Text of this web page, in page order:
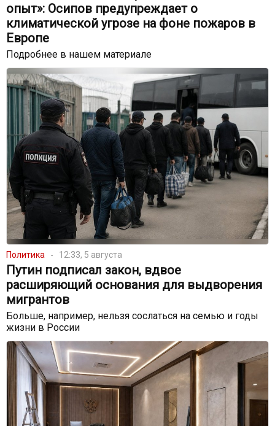
опыт»: Осипов предупреждает о
климатической угрозе на фоне пожаров в
Европе
Подробнее в нашем материале
Политика 12:33, 5 августа
Путин подписал закон, вдвое
расширяющий основания для выдворения
мигрантов
Больше, например, нельзя сослаться на семью и годы
жизни в России